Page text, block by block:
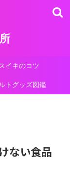
イキのコツ
トグッズ図鑑
ない食品